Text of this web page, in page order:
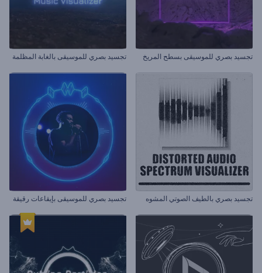
تجسيد بصري للموسيقى بسطح المريخ تجسيد بصري للموسيقى بالغابة المظلمة
تجسيد بصري بالطيف الصوتي المشوه تجسيد بصري للموسيقى بإيقاعات رقيقة